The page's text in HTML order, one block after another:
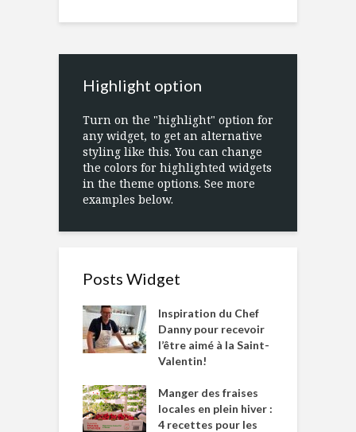
Highlight option
Turn on the "highlight" option for
any widget, to get an alternative
styling like this. You can change
the colors for highlighted widgets
in the theme options. See more
examples below.
Posts Widget
Inspiration du Chef
Danny pour recevoir
l’être aimé à la Saint-
Valentin!
Manger des fraises
locales en plein hiver :
4 recettes pour les